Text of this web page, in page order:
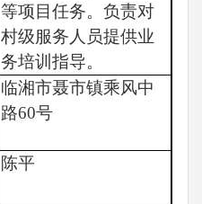
等项目任务。负责对
村级服务人员提供业
务培训指导。
临湘市聂市镇乘风中
路60号
陈平